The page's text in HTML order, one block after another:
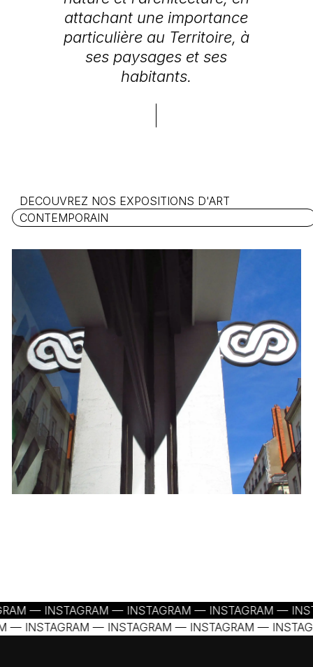
vide.
Go To Shop
attachant une importance
particulière au Territoire, à
ses paysages et ses
habitants.
DECOUVREZ NOS EXPOSITIONS D'ART
CONTEMPORAIN
— INSTAGRAM — INSTAGRAM — INSTAGRAM
— INSTAGRAM — INSTAGRAM —